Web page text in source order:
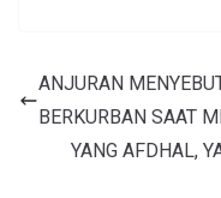
ANJURAN
BERKURBAN SAAT
YANG AFDHAL,